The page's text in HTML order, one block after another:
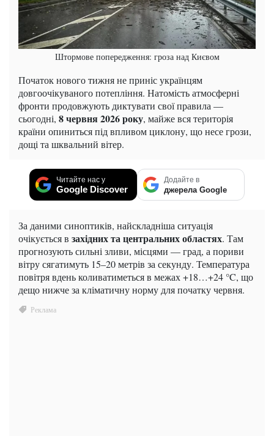
Штормове попередження: гроза над Києвом
Початок нового тижня не приніс українцям
довгоочікуваного потепління. Натомість атмосферні
фронти продовжують диктувати свої правила —
сьогодні, 8 червня 2026 року, майже вся територія
країни опиниться під впливом циклону, що несе грози,
дощі та шквальний вітер.
Читайте нас у
Google Discover
Додайте в
джерела Google
За даними синоптиків, найскладніша ситуація
очікується в західних та центральних областях. Там
прогнозують сильні зливи, місцями — град, а пориви
вітру сягатимуть 15–20 метрів за секунду. Температура
повітря вдень коливатиметься в межах +18…+24 °C, що
дещо нижче за кліматичну норму для початку червня.